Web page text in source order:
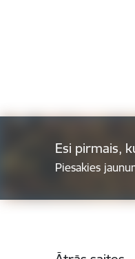
Esi pirmais,
Piesakies